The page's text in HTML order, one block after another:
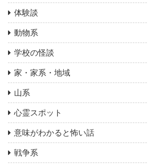
体験談
動物系
学校の怪談
家・家系・地域
山系
心霊スポット
意味がわかると怖い話
戦争系